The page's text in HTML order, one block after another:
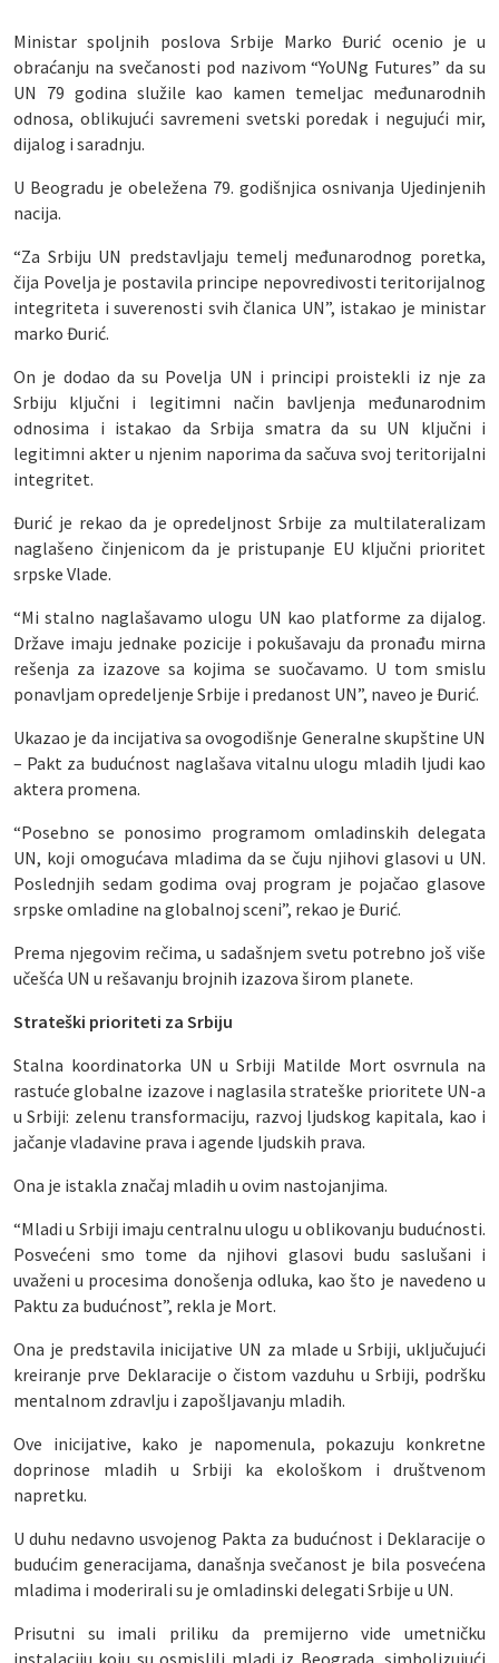
Ministar spoljnih poslova Srbije Marko Đurić ocenio je u
obraćanju na svečanosti pod nazivom “YoUNg Futures” da su
UN 79 godina služile kao kamen temeljac međunarodnih
odnosa, oblikujući savremeni svetski poredak i negujući mir,
dijalog i saradnju.
U Beogradu je obeležena 79. godišnjica osnivanja Ujedinjenih
nacija.
“Za Srbiju UN predstavljaju temelj međunarodnog poretka,
čija Povelja je postavila principe nepovredivosti teritorijalnog
integriteta i suverenosti svih članica UN”, istakao je ministar
marko Đurić.
On je dodao da su Povelja UN i principi proistekli iz nje za
Srbiju ključni i legitimni način bavljenja međunarodnim
odnosima i istakao da Srbija smatra da su UN ključni i
legitimni akter u njenim naporima da sačuva svoj teritorijalni
integritet.
Đurić je rekao da je opredeljnost Srbije za multilateralizam
naglašeno činjenicom da je pristupanje EU ključni prioritet
srpske Vlade.
“Mi stalno naglašavamo ulogu UN kao platforme za dijalog.
Države imaju jednake pozicije i pokušavaju da pronađu mirna
rešenja za izazove sa kojima se suočavamo. U tom smislu
ponavljam opredeljenje Srbije i predanost UN”, naveo je Đurić.
Ukazao je da incijativa sa ovogodišnje Generalne skupštine UN
– Pakt za budućnost naglašava vitalnu ulogu mladih ljudi kao
aktera promena.
“Posebno se ponosimo programom omladinskih delegata
UN, koji omogućava mladima da se čuju njihovi glasovi u UN.
Poslednjih sedam godima ovaj program je pojačao glasove
srpske omladine na globalnoj sceni”, rekao je Đurić.
Prema njegovim rečima, u sadašnjem svetu potrebno još više
učešća UN u rešavanju brojnih izazova širom planete.
Strateški prioriteti za Srbiju
Stalna koordinatorka UN u Srbiji Matilde Mort osvrnula na
rastuće globalne izazove i naglasila strateške prioritete UN-a
u Srbiji: zelenu transformaciju, razvoj ljudskog kapitala, kao i
jačanje vladavine prava i agende ljudskih prava.
Ona je istakla značaj mladih u ovim nastojanjima.
“Mladi u Srbiji imaju centralnu ulogu u oblikovanju budućnosti.
Posvećeni smo tome da njihovi glasovi budu saslušani i
uvaženi u procesima donošenja odluka, kao što je navedeno u
Paktu za budućnost”, rekla je Mort.
Ona je predstavila inicijative UN za mlade u Srbiji, uključujući
kreiranje prve Deklaracije o čistom vazduhu u Srbiji, podršku
mentalnom zdravlju i zapošljavanju mladih.
Ove inicijative, kako je napomenula, pokazuju konkretne
doprinose mladih u Srbiji ka ekološkom i društvenom
napretku.
U duhu nedavno usvojenog Pakta za budućnost i Deklaracije o
budućim generacijama, današnja svečanost je bila posvećena
mladima i moderirali su je omladinski delegati Srbije u UN.
Prisutni su imali priliku da premijerno vide umetničku